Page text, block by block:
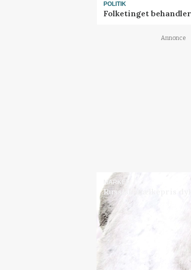
POLITIK
Folketinget
Annonce
MARKED
Russisk mælkepris
Jobs i samarbejde med